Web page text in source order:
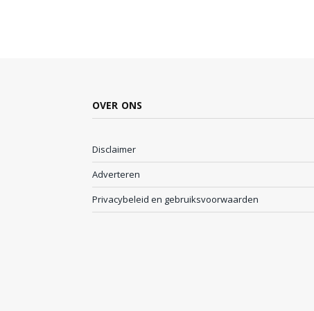
OVER ONS
Disclaimer
Adverteren
Privacybeleid en gebruiksvoorwaarden